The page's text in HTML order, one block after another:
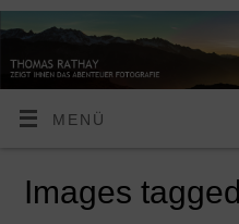
MENÜ
Images